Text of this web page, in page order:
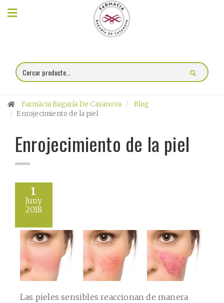
×
online
Farmàcia
Blog
Xerrades
Promocions
Encárrec
fórmules
Farmàcia Bagaría De Casanova
Blog
Enrojecimiento de la piel
Enrojecimiento de la piel
1
Juny
2018
Las pieles sensibles reaccionan de manera